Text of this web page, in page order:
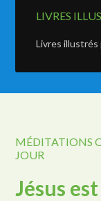
LIVRES
Livres
MÉDITATIONS
JOUR
Jésus